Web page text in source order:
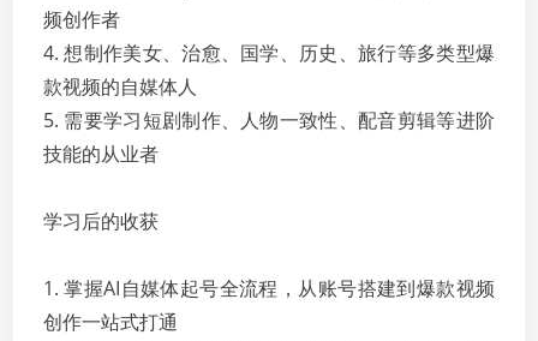
频创作者
4. 想制作美女、治愈、国学、历史、旅行等多类型爆
款视频的自媒体人
5. 需要学习短剧制作、人物一致性、配音剪辑等进阶
技能的从业者
学习后的收获
1. 掌握AI自媒体起号全流程，从账号搭建到爆款视频
创作一站式打通